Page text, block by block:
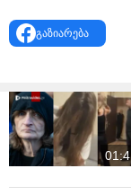
გაზიარება